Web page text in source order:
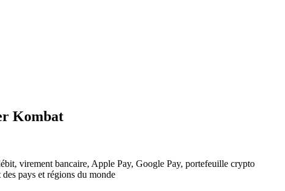
Kombat
virement bancaire, Apple Pay, Google Pay, portefeuille crypto
pays et régions du monde